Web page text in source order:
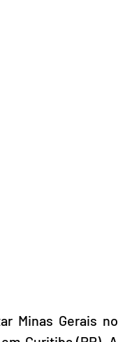
Minas Gerais no